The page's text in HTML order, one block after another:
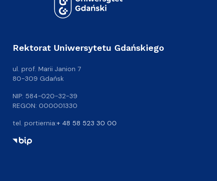
Rektorat Uniwersytetu Gdańskiego
ul. prof. Marii Janion 7
80-309 Gdańsk
NIP: 584-020-32-39
REGON: 000001330
tel. portiernia:+ 48 58 523 30 00